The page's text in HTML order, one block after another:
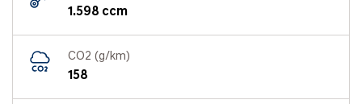
1.598 ccm
CO2 (g/km)
158